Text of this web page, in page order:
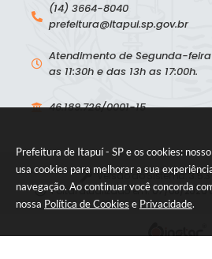
Prefeitura de Itapuí - SP e os cookies:
usa cookies para melhorar a sua
navegação. Ao continuar você concorda
nossa Política de Cookies e Privacidade.
(14) 3664-8040
prefeitura@itapui.sp.gov.br
Atendimento de Segunda-
as 11:30h e das 13h as 17:00h.
46.189.726/0001-15
Versão do Sistema:
Portal atualizado em:07/08/2026